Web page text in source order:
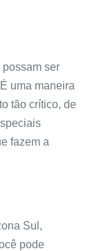
possam ser
uma maneira
tão crítico, de
fazem a
Sul,
pode